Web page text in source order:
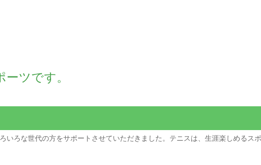
ツです。
いろな世代の方をサポートさせていただきました。テニスは、生涯楽しめるス